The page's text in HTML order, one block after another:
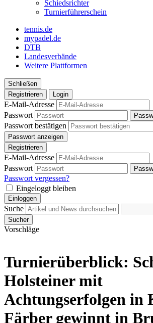
Schiedsrichter
Turnierführerschein
tennis.de
mypadel.de
DTB
Landesverbände
Weitere Plattformen
Schließen
Registrieren
Login
E-Mail-Adresse
Passwort
Passwort bestätigen
Passwort anzeigen
Registrieren
E-Mail-Adresse
Passwort
Passwort vergessen?
Eingeloggt bleiben
Einloggen
Suche
Sucher
Vorschläge
Turnierüberblick:
Holsteiner mit
Achtungserfolgen in
Färber gewinnt in